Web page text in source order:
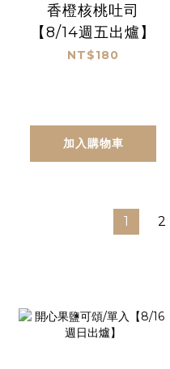
香橙核桃吐司
【8/14週五出爐】
NT$180
加入購物車
1 2